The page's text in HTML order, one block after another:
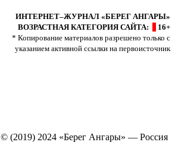
ИНТЕРНЕТ–ЖУРНАЛ «БЕРЕГ АНГАРЫ»
ВОЗРАСТНАЯ КАТЕГОРИЯ САЙТА:
16+
* Копирование материалов разрешено только с
указанием активной ссылки на первоисточник
© (2019) 2024 «Берег Ангары» — Россия